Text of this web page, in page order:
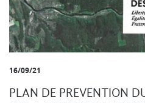
16/09/21
PLAN DE PREVENTION